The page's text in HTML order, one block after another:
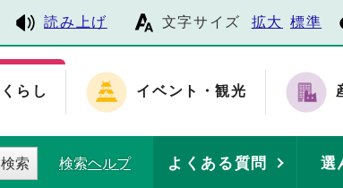
読み上げ 文字サイズ 拡大 標準
くらし イベント・観光
検索 検索ヘルプ よくある質問 選